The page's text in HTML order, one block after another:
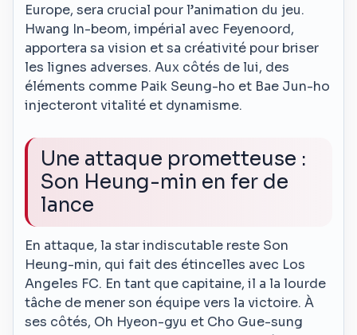
Europe, sera crucial pour l’animation du jeu.
Hwang In-beom, impérial avec Feyenoord,
apportera sa vision et sa créativité pour briser
les lignes adverses. Aux côtés de lui, des
éléments comme Paik Seung-ho et Bae Jun-ho
injecteront vitalité et dynamisme.
Une attaque prometteuse :
Son Heung-min en fer de
lance
En attaque, la star indiscutable reste Son
Heung-min, qui fait des étincelles avec Los
Angeles FC. En tant que capitaine, il a la lourde
tâche de mener son équipe vers la victoire. À
ses côtés, Oh Hyeon-gyu et Cho Gue-sung